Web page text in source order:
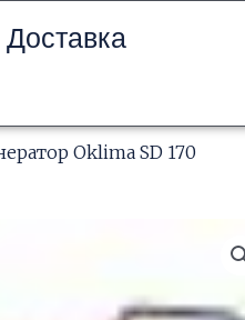
Доставка
Oklima SD 170